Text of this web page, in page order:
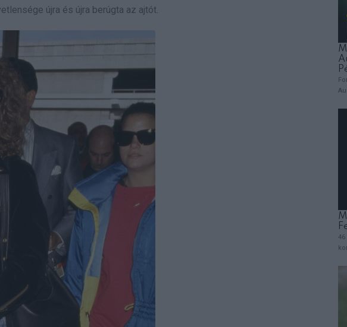
újra és újra berúgta az ajtót.